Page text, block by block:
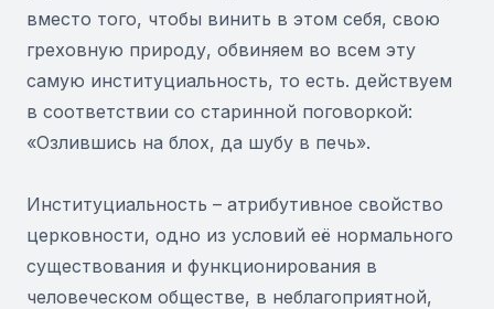
вместо того, чтобы винить в этом себя, свою
греховную природу, обвиняем во всем эту
самую институциальность, то есть. действуем
в соответствии со старинной поговоркой:
«Озлившись на блох, да шубу в печь».
Институциальность – атрибутивное свойство
церковности, одно из условий её нормального
существования и функционирования в
человеческом обществе, в неблагоприятной,